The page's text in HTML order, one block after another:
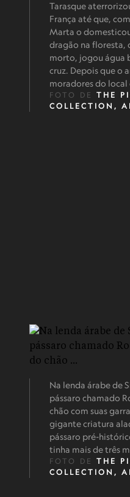
Tarasque
França até que,
Marta o
dragão na floresta,
morto, jogou água
cruz. Depois que o
moradores do local
FOTO DE THE
COLLECTION,
Na lenda árabe de
pássaro chamado
chão com suas
gigante criatura
pássaro pré-
tinha mais de três
FOTO DE THE
COLLECTION,